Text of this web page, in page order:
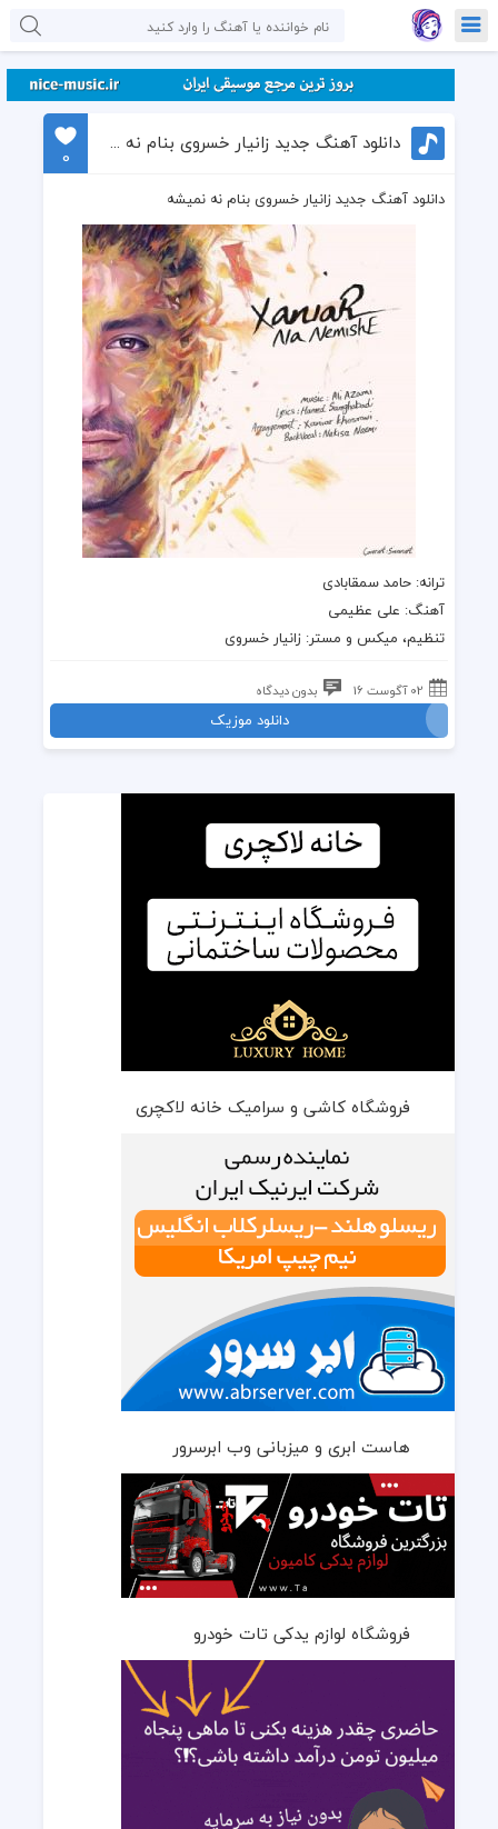
دانلود آهنگ جدید زانیار خسروی بنام نه نمیشه
0
دانلود آهنگ جدید زانیار خسروی بنام نه نمیشه
ترانه: حامد سمقابادی
آهنگ: علی عظیمی
تنظیم، میکس و مستر: زانیار خسروی
02 آگوست 16 بدون دیدگاه
دانلود موزیک
فروشگاه کاشی و سرامیک خانه لاکچری
هاست ابری و میزبانی وب ابرسرور
فروشگاه لوازم یدکی تات خودرو